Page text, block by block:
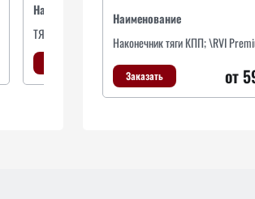
Наименование
ТЯГА РУЛЕВАЯ
от 4313 ₸
Наименование
Наконечник тяги КПП; \RVI
Заказать от